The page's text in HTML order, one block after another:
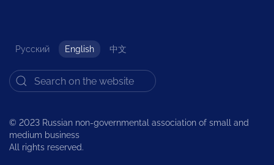
Русский English 中文
© 2023 Russian non-governmental association of small and
medium business
All rights reserved.